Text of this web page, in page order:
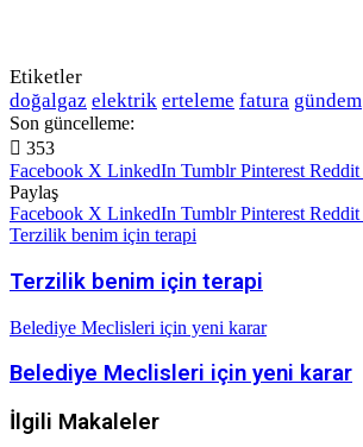
Etiketler
doğalgaz elektrik erteleme fatura gündem
Son güncelleme:
353
Facebook X LinkedIn Tumblr Pinterest Reddit
Paylaş
Facebook X LinkedIn Tumblr Pinterest Reddit
Terzilik benim için terapi
Terzilik benim için terapi
Belediye Meclisleri için yeni karar
Belediye Meclisleri için yeni karar
İlgili Makaleler